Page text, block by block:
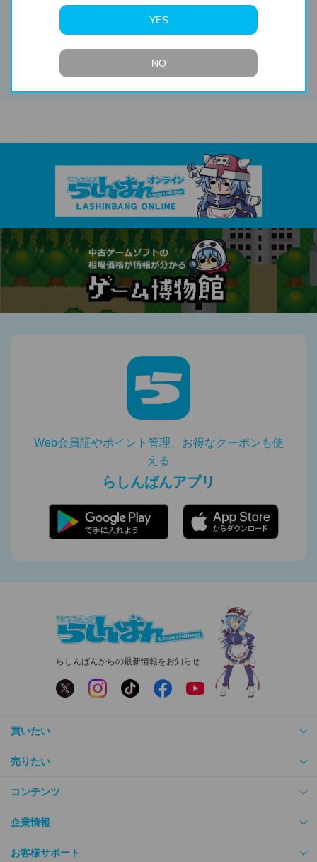
番長い日・紫陽花編1
YES
NO
Web会員証やポイント管理、お得なクーポンも使
える
らしんばんアプリ
らしんばんからの最新情報をお知らせ
買いたい
売りたい
コンテンツ
企業情報
お客様サポート